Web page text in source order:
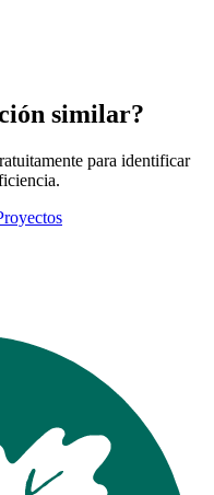
similar?
para identificar